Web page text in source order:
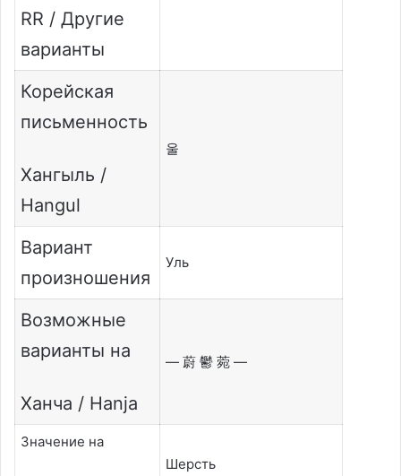
RR / Другие
варианты
Корейская
письменность
Хангыль /
Hangul
울
Вариант
произношения
Уль
Возможные
варианты на
Ханча / Hanja
— 蔚 鬱 菀 —
Значение на
Шерсть